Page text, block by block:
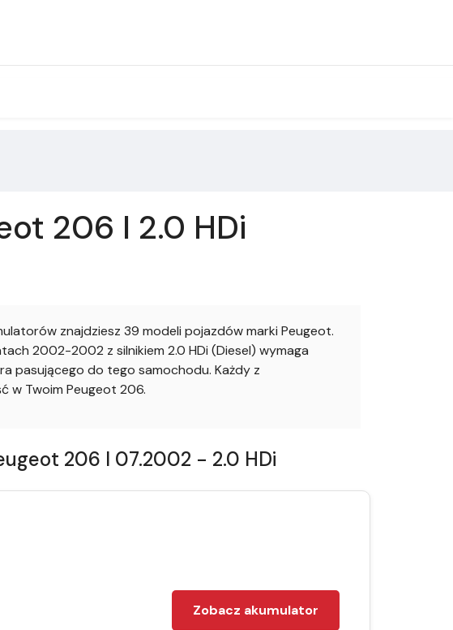
206 I 2.0 HDi
znajdziesz 39 modeli pojazdów marki Peugeot.
2002-2002 z silnikiem 2.0 HDi (Diesel) wymaga
pasującego do tego samochodu. Każdy z
w Twoim Peugeot 206.
206 I 07.2002 - 2.0 HDi
Zobacz akumulator